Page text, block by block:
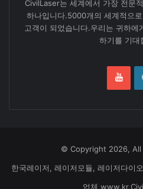
CivilLaser는 세계에서 가장 전문
하나입니다.5000개의 세계적으
고객이 되었습니다.우리는 귀하
하기를 기대
© Copyright 2026, All
한국레이저, 레이저모듈, 레이저다이
업체